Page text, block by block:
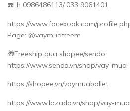
☎️Lh 0986486113/ 033 9061401
https://www.facebook.com/
Page: @vaymuatreem
🎁Freeship qua shopee/sendo:
https://www.sendo.vn/shop/vay-
https://shopee.vn/vaymuaballet
https://www.lazada.vn/shop/vay-